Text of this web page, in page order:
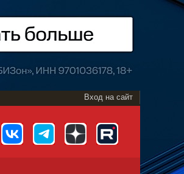
Вход на сайт